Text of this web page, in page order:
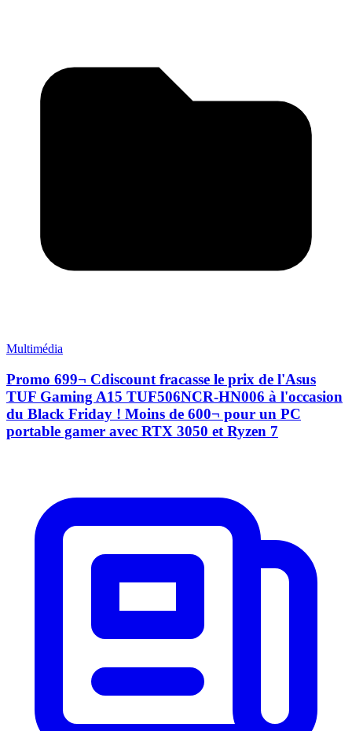
Multimédia
Promo 699¬ Cdiscount fracasse le prix de l'Asus
TUF Gaming A15 TUF506NCR-HN006 à l'occasion
du Black Friday ! Moins de 600¬ pour un PC
portable gamer avec RTX 3050 et Ryzen 7